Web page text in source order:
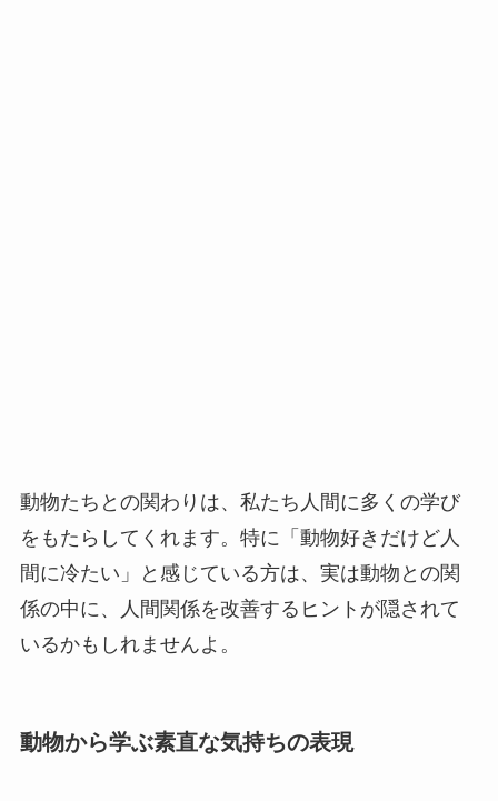
動物たちとの関わりは、私たち人間に多くの学び
をもたらしてくれます。特に「動物好きだけど人
間に冷たい」と感じている方は、実は動物との関
係の中に、人間関係を改善するヒントが隠されて
いるかもしれませんよ。
動物から学ぶ素直な気持ちの表現